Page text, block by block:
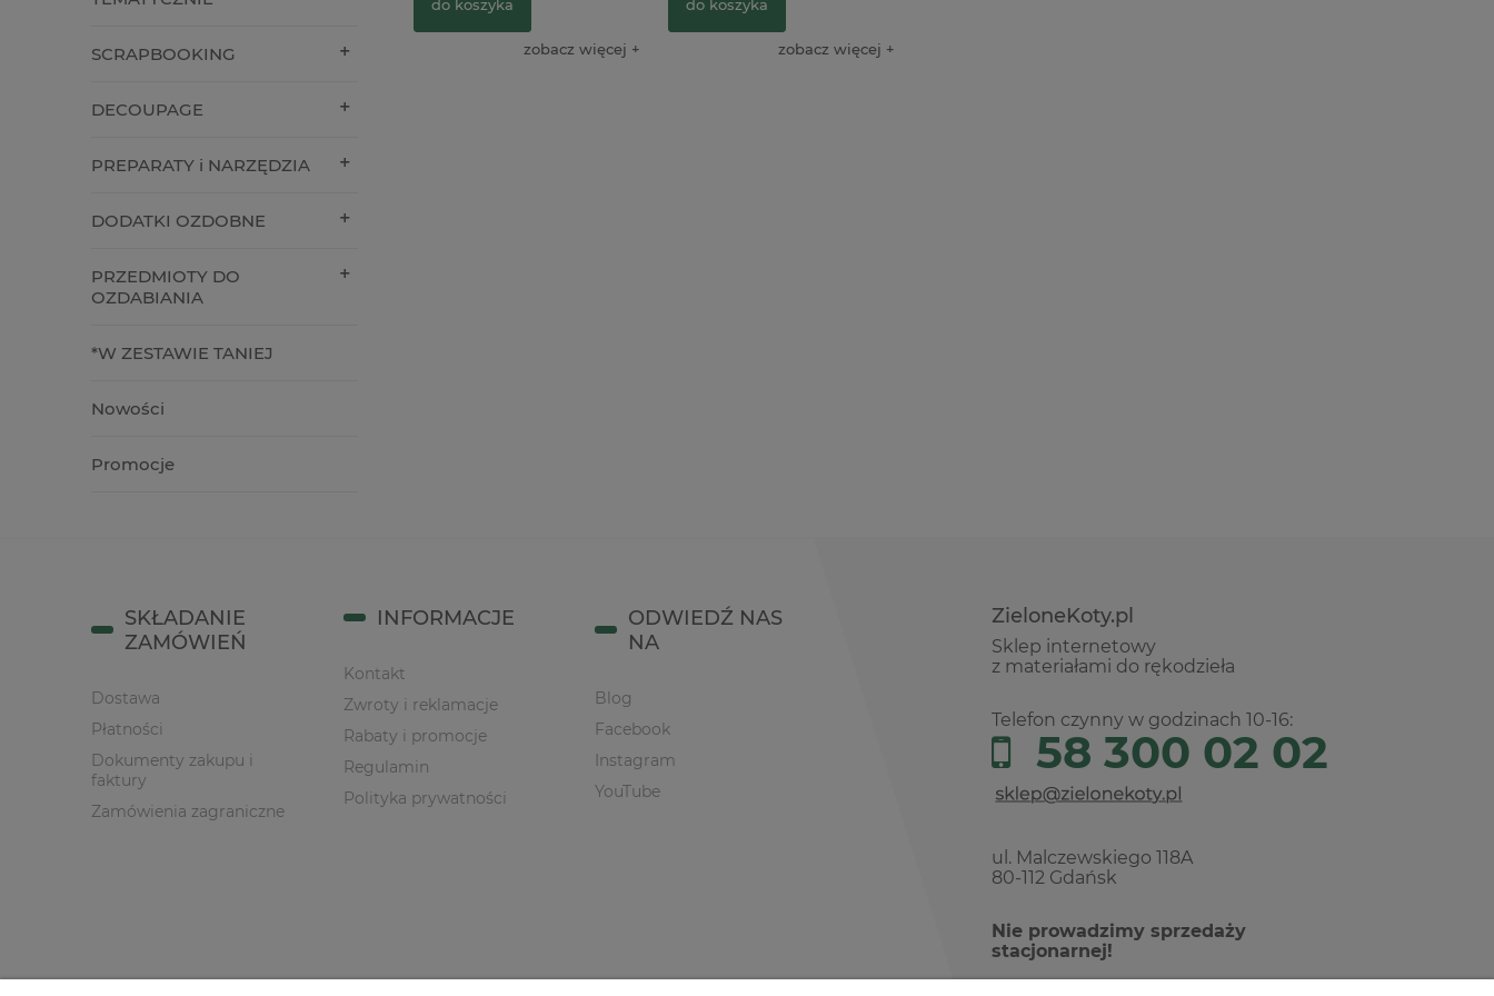
SCRAPBOOKING
DECOUPAGE
PREPARATY i NARZĘDZIA
DODATKI OZDOBNE
PRZEDMIOTY DO
OZDABIANIA
*W ZESTAWIE TANIEJ
Nowości
Promocje
do koszyka
zobacz więcej
do koszyka
zobacz więcej
ZieloneKoty.pl
Sklep internetowy
z materiałami do rękodzieła
Telefon czynny w godzinach 10-16:
58 300 02 02
ul. Malczewskiego 118A
80-112 Gdańsk
Nie prowadzimy sprzedaży
stacjonarnej!
SKŁADANIE
ZAMÓWIEŃ
Dostawa
Płatności
Dokumenty zakupu i
faktury
Zamówienia zagraniczne
INFORMACJE
Kontakt
Zwroty i reklamacje
Rabaty i promocje
Regulamin
Polityka prywatności
ODWIEDŹ NAS
NA
Blog
Facebook
Instagram
YouTube